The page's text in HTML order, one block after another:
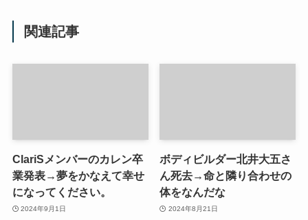
関連記事
ClariSメンバーのカレン卒
業発表→夢をかなえて幸せ
になってください。
2024年9月1日
ボディビルダー北井大五さ
ん死去→命と隣り合わせの
体をなんだな
2024年8月21日